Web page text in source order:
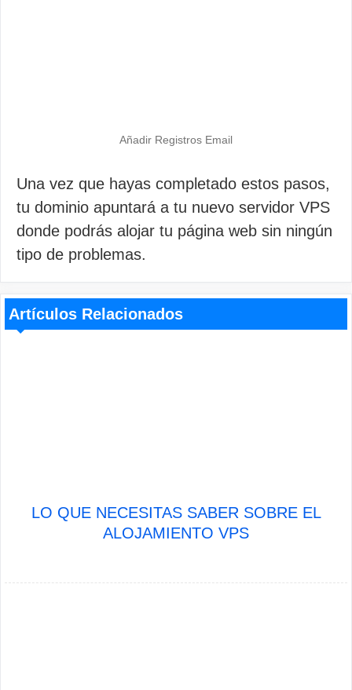
Añadir Registros Email
Una vez que hayas completado estos pasos,
tu dominio apuntará a tu nuevo servidor VPS
donde podrás alojar tu página web sin ningún
tipo de problemas.
Artículos Relacionados
LO QUE NECESITAS SABER SOBRE EL
ALOJAMIENTO VPS